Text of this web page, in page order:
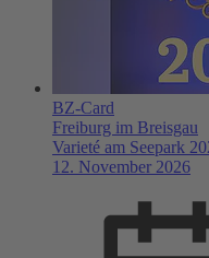
BZ-Card
Freiburg im Breisgau
Varieté am Seepark
12. November 2026